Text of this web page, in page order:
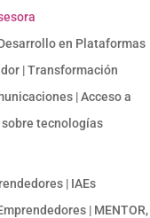
en Plataformas
| Transformación
| Acceso a
tecnologías
| IAEs
| MENTOR,